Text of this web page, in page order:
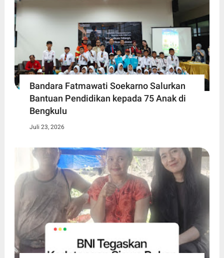
Bandara Fatmawati Soekarno Salurkan
Bantuan Pendidikan kepada 75 Anak di
Bengkulu
Juli 23, 2026